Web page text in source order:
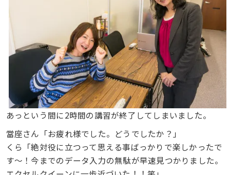
あっという間に2時間の講習が終了してしまいました。
當座さん「お疲れ様でした。どうでしたか？」
くら「絶対役に立つって思える事ばっかりで楽しかったで
す〜！今までのデータ入力の無駄が早速見つかりました。